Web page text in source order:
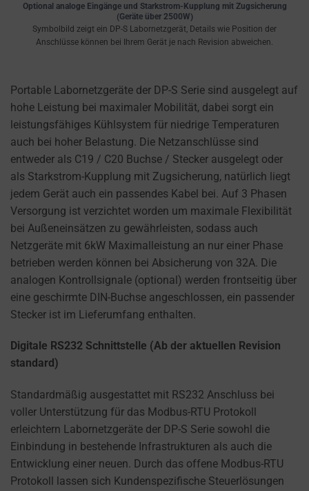
Optional analoge Eingänge und Starkstrom-Kupplung mit Zugsicherung
(Geräte über 2500W)
Symbolbild zeigt ein DP-S Labornetzgerät, Details wie Position der
Anschlüsse können bei Ihrem Gerät je nach Revision abweichen.
Portable Labornetzgeräte der DP-S Serie sind ausgelegt auf
hohe Leistung bei maximaler Mobilität, dabei sorgt ein
leistungsfähiges Kühlsystem für niedrige Temperaturen
auch bei hoher Belastung. Die Netzanschlüsse sind
entweder als C19 / C20 Buchse / Stecker ausgelegt oder
als Starkstrom-Kupplung mit Zugsicherung, natürlich liegt
jedem Gerät auch ein passendes Kabel bei. Auf 3 Phasen
Versorgung ist verzichtet worden um maximale Flexibilität
bei Außeneinsätzen zu gewährleisten, sodass auch
Netzgeräte mit 6kW Maximalleistung an nur einer Phase
betrieben werden können bei Absicherung von 32A. Die
analogen Kontrollsignale (optional) werden frontseitig über
eine geschirmte DIN-Buchse angeschlossen, ein passender
Stecker ist im Lieferumfang enthalten.
Digitale RS232 Schnittstelle (Ab der aktuellen Revision
standard)
Standardmäßig ausgestattet mit RS232 Anschluss bei
voller Unterstützung für das Modbus-RTU Protokoll
erleichtern Labornetzgeräte der DP-S Serie sowohl die
Einbindung in bestehende Infrastrukturen als auch die
Entwicklung einer neuen. Durch das offene Modbus-RTU
Protokoll lassen sich Kundenspezifische Steuerlösungen